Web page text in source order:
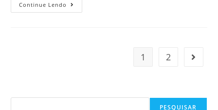
Continue Lendo
1 2
PESQUISAR